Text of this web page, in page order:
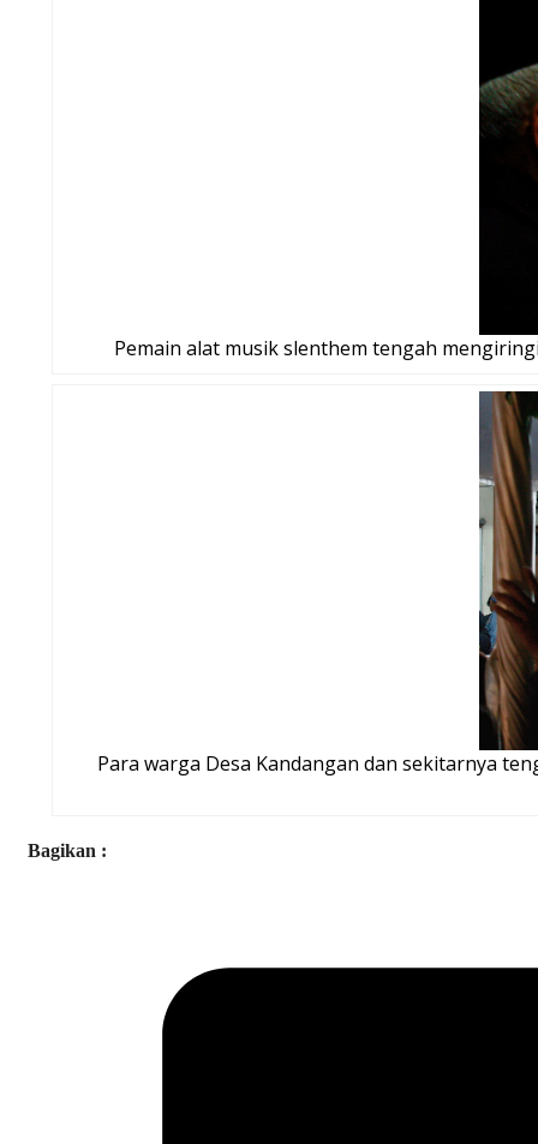
Pemain alat musik slenthem tengah
Para warga Desa Kandangan dan sekitarnya
Bagikan :